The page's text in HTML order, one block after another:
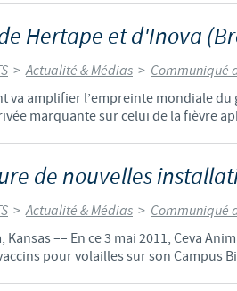
Vous quittez le site
conséquence, les
pertinente à l'usage
Hertape et d'Inova
> Actualité & Médias > Communiqué
va amplifier l’empreinte mondiale
marquante sur celui de la fièvre
de nouvelles
> Actualité & Médias > Communiqué
Kansas –– En ce 3 mai 2011, Ceva
pour volailles sur son Campus